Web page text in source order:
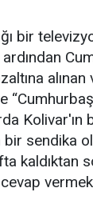
bir
alınan
Kolivar'ın
bir sendika
kaldıktan